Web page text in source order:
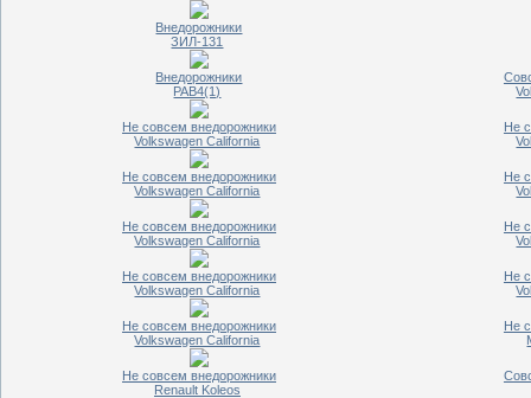
Внедорожники
ЗИЛ-131
Внедорожники
РАВ4(1)
Не совсем внедорожники
Не
Volkswagen California
Не совсем внедорожники
Не
Volkswagen California
Не совсем внедорожники
Не
Volkswagen California
Не совсем внедорожники
Не
Volkswagen California
Не совсем внедорожники
Не
Volkswagen California
Не совсем внедорожники
Renault Koleos